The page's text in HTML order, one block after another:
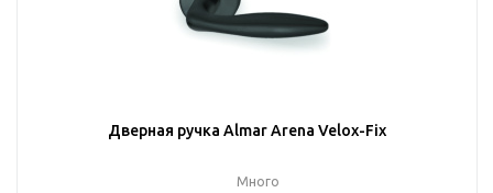
Дверная ручка Almar Arena Velox-Fix
Много